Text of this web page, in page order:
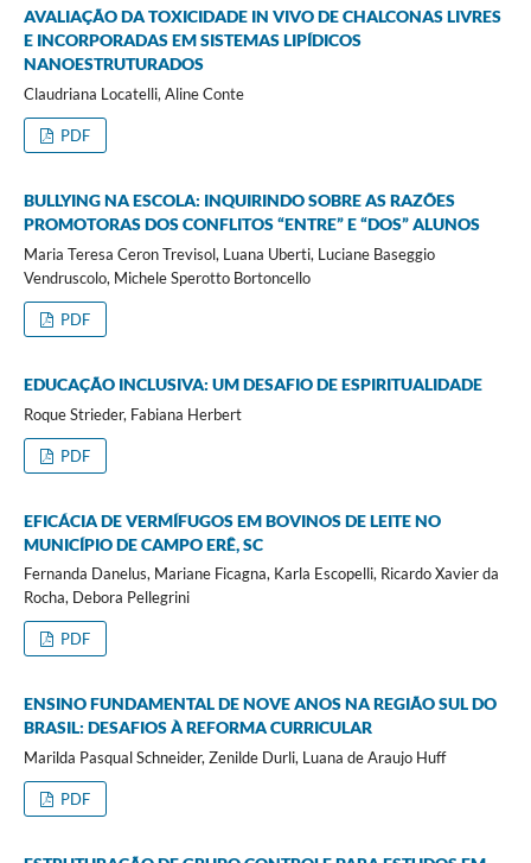
AVALIAÇÃO DA TOXICIDADE IN VIVO DE CHALCONAS LIVRES
E INCORPORADAS EM SISTEMAS LIPÍDICOS
NANOESTRUTURADOS
Claudriana Locatelli, Aline Conte
PDF
BULLYING NA ESCOLA: INQUIRINDO SOBRE AS RAZÕES
PROMOTORAS DOS CONFLITOS “ENTRE” E “DOS” ALUNOS
Maria Teresa Ceron Trevisol, Luana Uberti, Luciane Baseggio
Vendruscolo, Michele Sperotto Bortoncello
PDF
EDUCAÇÃO INCLUSIVA: UM DESAFIO DE ESPIRITUALIDADE
Roque Strieder, Fabiana Herbert
PDF
EFICÁCIA DE VERMÍFUGOS EM BOVINOS DE LEITE NO
MUNICÍPIO DE CAMPO ERÊ, SC
Fernanda Danelus, Mariane Ficagna, Karla Escopelli, Ricardo Xavier da
Rocha, Debora Pellegrini
PDF
ENSINO FUNDAMENTAL DE NOVE ANOS NA REGIÃO SUL DO
BRASIL: DESAFIOS À REFORMA CURRICULAR
Marilda Pasqual Schneider, Zenilde Durli, Luana de Araujo Huff
PDF